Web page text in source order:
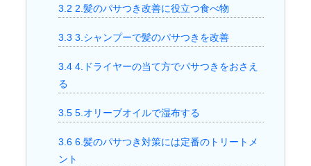
3.2 2.髪のパサつき改善に役立つ食べ物
3.3 3.シャンプーで髪のパサつきを改善
3.44.ドライヤーの当て方でパサつきをおさえ
る
3.55.オリーブオイルで湿布する
3.66.髪のパサつき対策には定番のトリートメ
ント